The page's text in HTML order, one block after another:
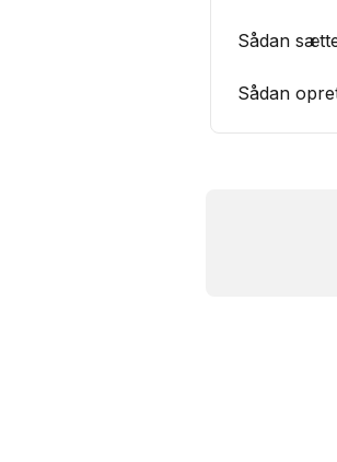
Sådan
Sådan